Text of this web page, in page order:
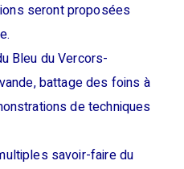
seront proposées
Bleu du Vercors-
battage des foins à
de techniques
savoir-faire du